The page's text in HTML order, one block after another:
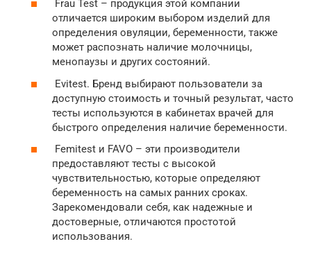
Frau Test – продукция этой компании
отличается широким выбором изделий для
определения овуляции, беременности, также
может распознать наличие молочницы,
менопаузы и других состояний.
Evitest. Бренд выбирают пользователи за
доступную стоимость и точный результат, часто
тесты используются в кабинетах врачей для
быстрого определения наличие беременности.
Femitest и FAVO – эти производители
предоставляют тесты с высокой
чувствительностью, которые определяют
беременность на самых ранних сроках.
Зарекомендовали себя, как надежные и
достоверные, отличаются простотой
использования.